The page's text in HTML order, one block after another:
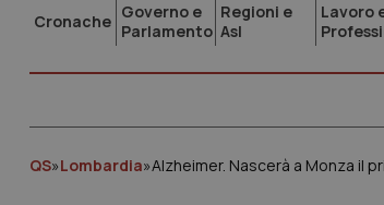
Cronache Governo e
Parlamento
Regioni e
Asl
Lavoro
QS»Lombardia»Alzheimer. Nascerà a Monza il